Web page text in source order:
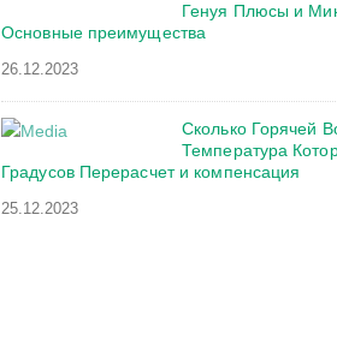
Генуя Плюсы и
Основные преимущества
26.12.2023
Сколько Горячей
Температура
Градусов Перерасчет и компенсация
25.12.2023